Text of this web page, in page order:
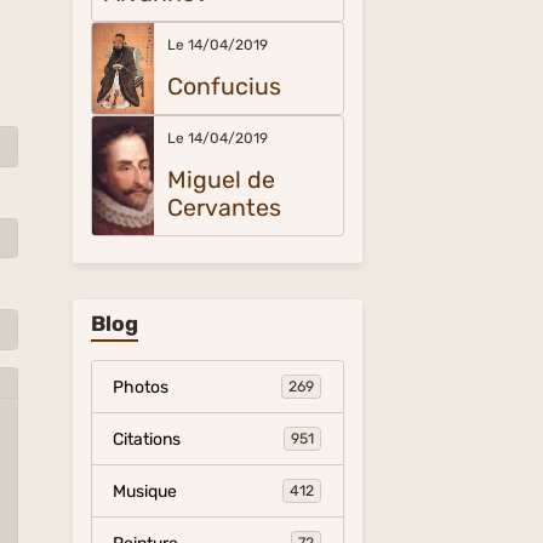
Le 14/04/2019
Confucius
Le 14/04/2019
Miguel de
Cervantes
Blog
Photos 269
Citations 951
Musique 412